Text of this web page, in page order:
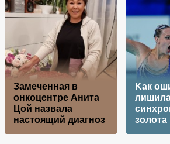
Замеченная в
онкоцентре Анита
Цой назвала
настоящий диагноз
Kак
золота